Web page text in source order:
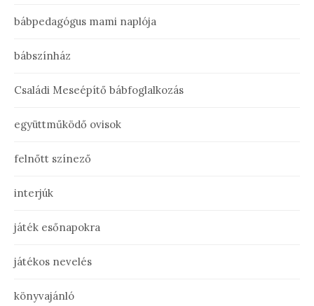
bábpedagógus mami naplója
bábszínház
Családi Meseépítő bábfoglalkozás
együttműködő ovisok
felnőtt színező
interjúk
játék esőnapokra
játékos nevelés
könyvajánló